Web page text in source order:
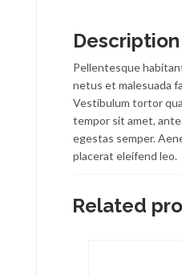
Description
Pellentesque
netus et malesuada
Vestibulum tortor
tempor sit amet,
egestas semper.
placerat eleifend leo.
Related